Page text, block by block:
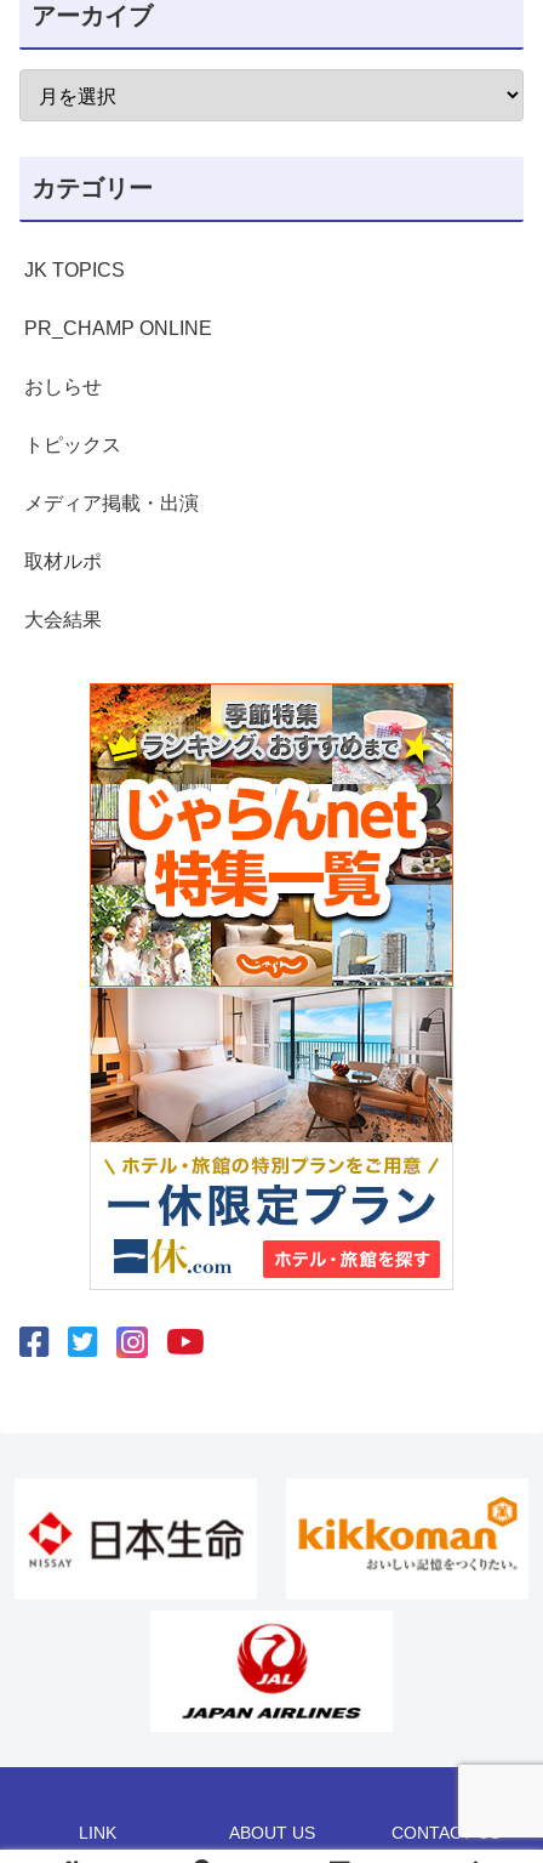
アーカイブ
カテゴリー
JK TOPICS
PR_CHAMP ONLINE
おしらせ
トピックス
メディア掲載・出演
取材ルポ
大会結果
LINK ABOUT US CONTACT US